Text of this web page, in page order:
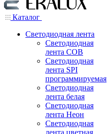
Каталог
Светодиодная лента
Светодиодная
лента COB
Светодиодная
лента SPI
программируемая
Светодиодная
лента белая
Светодиодная
лента Неон
Светодиодная
лента цветная